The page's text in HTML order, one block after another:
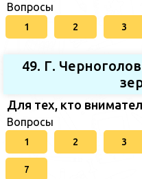
Вопросы
1 2 3
49. Г.
Для тех, кто
Вопросы
1 2 3
7